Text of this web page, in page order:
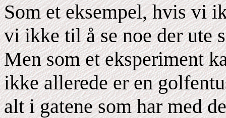
Som et eksempel, hvis vi
vi ikke til å se noe der ute
Men som et eksperiment
ikke allerede er en
alt i gatene som har med